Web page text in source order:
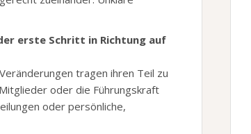
erste Schritt in Richtung auf
tragen ihren Teil zu
oder die Führungskraft
oder persönliche,